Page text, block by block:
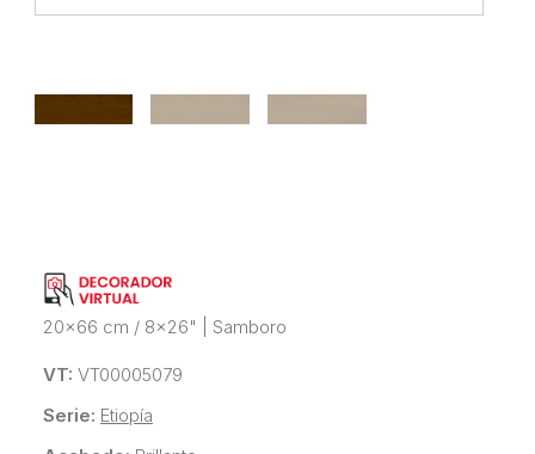
20x66 cm / 8x26" Samboro
VT: VT00005079
Serie: Etiopía